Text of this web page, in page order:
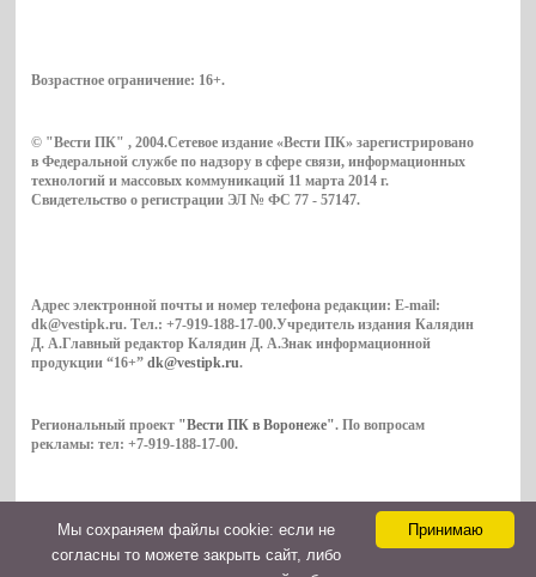
Возрастное ограничение: 16+.
© "Вести ПК" , 2004.Сетевое издание «Вести ПК» зарегистрировано
в Федеральной службе по надзору в сфере связи, информационных
технологий и массовых коммуникаций 11 марта 2014 г.
Свидетельство о регистрации ЭЛ № ФС 77 - 57147.
Адрес электронной почты и номер телефона редакции: E-mail:
dk@vestipk.ru. Тел.: +7-919-188-17-00.Учредитель издания Калядин
Д. А.Главный редактор Калядин Д. А.Знак информационной
продукции “16+”dk@vestipk.ru.
Региональный проект "Вести ПК в Воронеже". По вопросам
рекламы: тел: +7-919-188-17-00.
Copyright © 2026. ВестиПК в Воронеже
Контакты
Принимаю
Мы cохраняем файлы cookie: если не
согласны то можете закрыть сайт, либо